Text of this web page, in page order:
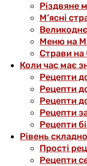
Різдвяне
М’ясні
Меню на
Страви на
Коли час має
Рецепти
Рецепти
Рецепти
Рецепти
Рецепти
Рівень
Прості
Рецепти